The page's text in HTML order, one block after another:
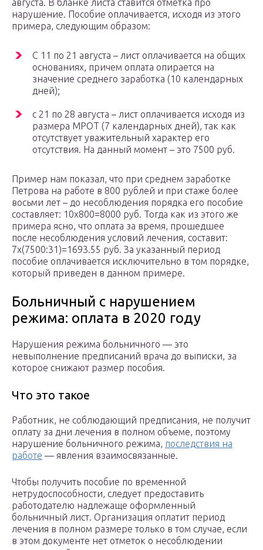
августа. В бланке листа ставится отметка про
нарушение. Пособие оплачивается, исходя из этого
примера, следующим образом:
С 11 по 21 августа – лист оплачивается на общих
основаниях, причем оплата опирается на
значение среднего заработка (10 календарных
дней);
с 21 по 28 августа – лист оплачивается исходя из
размера МРОТ (7 календарных дней), так как
отсутствует уважительный характер его
отсутствия. На данный момент – это 7500 руб.
Пример нам показал, что при среднем заработке
Петрова на работе в 800 рублей и при стаже более
восьми лет – до несоблюдения порядка его пособие
составляет: 10х800=8000 руб. Тогда как из этого же
примера ясно, что оплата за время, прошедшее
после несоблюдения условий лечения, составит:
7х(7500:31)=1693.55 руб. За указанный период
пособие оплачивается исключительно в том порядке,
который приведен в данном примере.
Больничный с нарушением
режима: оплата в 2020 году
Нарушения режима больничного — это
невыполнение предписаний врача до выписки, за
которое снижают размер пособия.
Что это такое
Работник, не соблюдающий предписания, не получит
оплату за дни лечения в полном объеме, поэтому
нарушение больничного режима, последствия на
работе — явления взаимосвязанные.
Чтобы получить пособие по временной
нетрудоспособности, следует предоставить
работодателю надлежаще оформленный
больничный лист. Организация оплатит период
лечения в полном размере только в том случае, если
в этом документе нет отметок о несоблюдении